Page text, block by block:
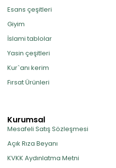
Esans çeşitleri
Giyim
İslami tablolar
Yasin çeşitleri
Kur`anı kerim
Fırsat Ürünleri
Kurumsal
Mesafeli Satış Sözleşmesi
Açık Rıza Beyanı
KVKK Aydınlatma Metni